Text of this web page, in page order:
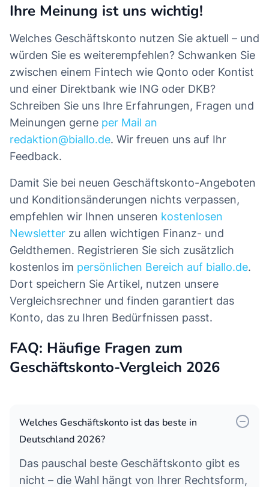
Ihre Meinung ist uns wichtig!
Welches Geschäftskonto nutzen Sie aktuell – und
würden Sie es weiterempfehlen? Schwanken Sie
zwischen einem Fintech wie Qonto oder Kontist
und einer Direktbank wie ING oder DKB?
Schreiben Sie uns Ihre Erfahrungen, Fragen und
Meinungen gerne per Mail an
redaktion@biallo.de. Wir freuen uns auf Ihr
Feedback.
Damit Sie bei neuen Geschäftskonto-Angeboten
und Konditionsänderungen nichts verpassen,
empfehlen wir Ihnen unseren kostenlosen
Newsletter zu allen wichtigen Finanz- und
Geldthemen. Registrieren Sie sich zusätzlich
kostenlos im persönlichen Bereich auf biallo.de.
Dort speichern Sie Artikel, nutzen unsere
Vergleichsrechner und finden garantiert das
Konto, das zu Ihren Bedürfnissen passt.
FAQ: Häufige Fragen zum
Geschäftskonto-Vergleich 2026
Welches Geschäftskonto ist das beste in
Deutschland 2026?
Das pauschal beste Geschäftskonto gibt es
nicht – die Wahl hängt von Ihrer Rechtsform,